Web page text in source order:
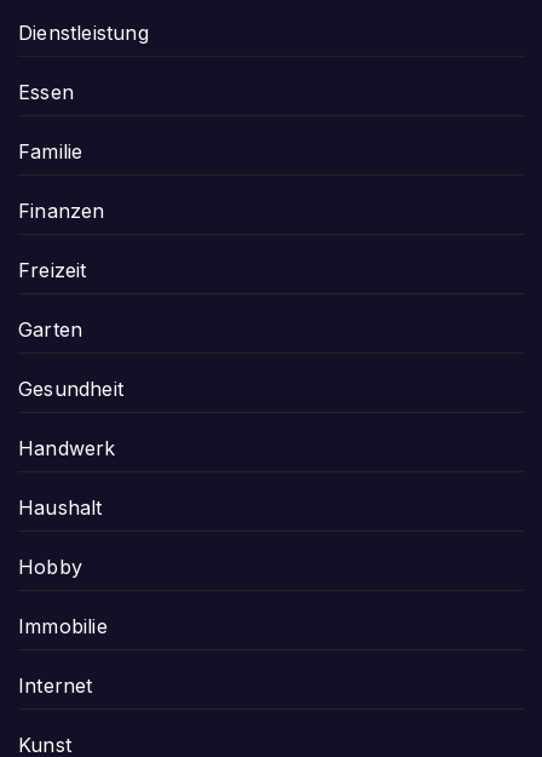
Dienstleistung
Essen
Familie
Finanzen
Freizeit
Garten
Gesundheit
Handwerk
Haushalt
Hobby
Immobilie
Internet
Kunst